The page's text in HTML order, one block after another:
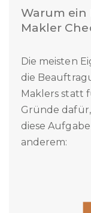
Makler
Die meisten
die
Maklers statt
Gründe